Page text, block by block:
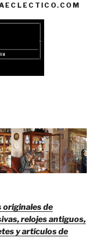
originales de
relojes antiguos,
y artículos de